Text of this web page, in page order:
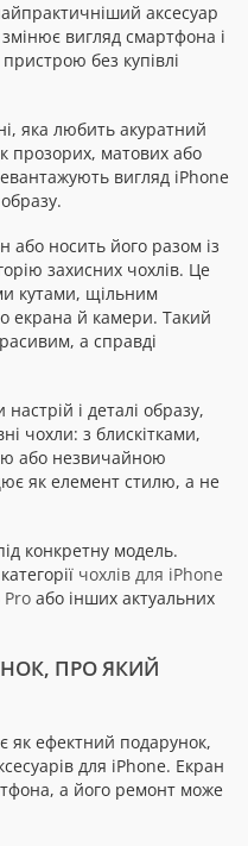
аксесуар
вигляд смартфона і
без купівлі
яка любить акуратний
прозорих, матових або
вигляд iPhone
або носить його разом із
захисних чохлів. Це
кутами, щільним
екрана й камери. Такий
а справді
і деталі образу,
чохли: з блискітками,
або незвичайною
як елемент стилю, а не
конкретну модель.
чохлів для iPhone
Pro або інших актуальних
ПРО ЯКИЙ
як ефектний подарунок,
для iPhone. Екран
а його ремонт може